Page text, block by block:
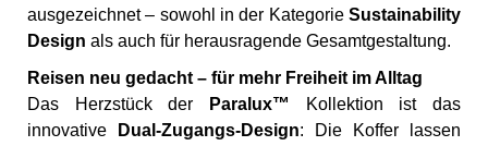
ausgezeichnet – sowohl in der Kategorie Sustainability
Design als auch für herausragende Gesamtgestaltung.
Reisen neu gedacht – für mehr Freiheit im Alltag
Das Herzstück der
Paralux™
Kollektion ist das
innovative
Dual-Zugangs-Design: Die Koffer lassen